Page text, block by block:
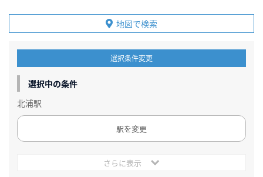
地図で検索
選択条件変更
選択中の条件
北浦駅
駅を変更
さらに表示